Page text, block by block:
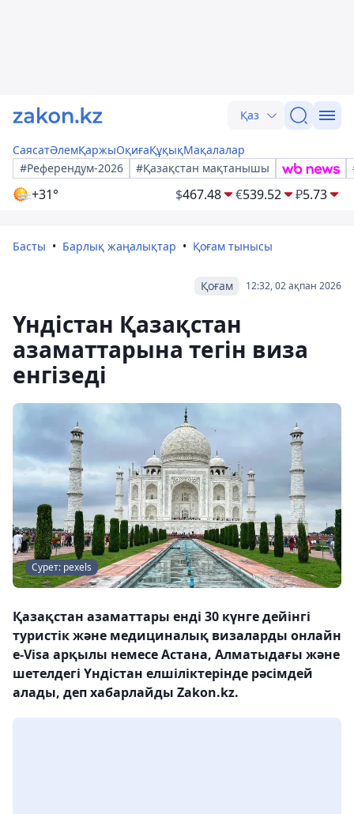
Қаз
СаясатӘлемҚаржыОқиғаҚұқықМақалалар
#Референдум-2026
#Қазақстан мақтанышы
+31° $467.48 €539.52 ₽5.73
Басты Барлық жаңалықтар Қоғам тынысы
12:32, 02 ақпан 2026
Қоғам
Үндістан Қазақстан
азаматтарына тегін виза
енгізеді
Сурет: pexels
Қазақстан азаматтары енді 30 күнге дейінгі
туристік және медициналық визаларды онлайн
e-Visa арқылы немесе Астана, Алматыдағы және
шетелдегі Үндістан елшіліктерінде рәсімдей
алады, деп хабарлайды Zakon.kz.